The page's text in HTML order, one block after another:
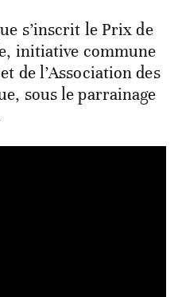
s’inscrit le Prix de
initiative commune
de l’Association des
sous le parrainage